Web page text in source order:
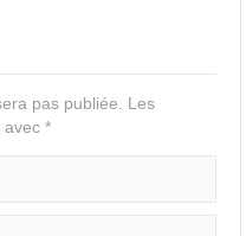
pas publiée.
Les
avec*